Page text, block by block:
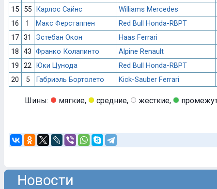
15
55 Карлос Сайнс
Williams Mercedes
16
1 Макс Ферстаппен
Red Bull Honda-RBPT
17 31 Эстебан Окон
Haas Ferrari
18
43 Франко Колапинто
Alpine Renault
19
22 Юки Цунода
Red Bull Honda-RBPT
20
5 Габриэль Бортолето Kick-Sauber Ferrari
Шины: мягкие, средние, жесткие,
Новости